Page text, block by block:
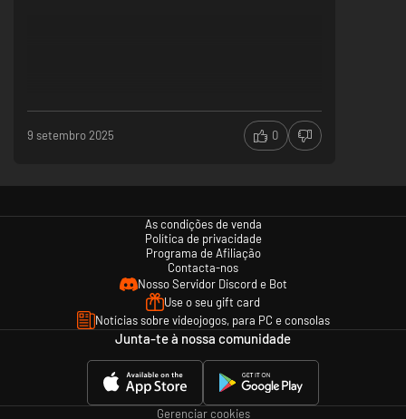
9 setembro 2025 0
As condições de venda
Política de privacidade
Programa de Afiliação
Contacta-nos
Nosso Servidor Discord e Bot
Use o seu gift card
Notícias sobre videojogos, para PC e consolas
Junta-te à nossa comunidade
Gerenciar cookies